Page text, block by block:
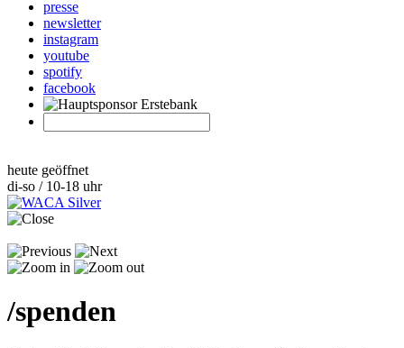
presse
newsletter
instagram
youtube
spotify
facebook
heute geöffnet
di-so / 10-18 uhr
/spenden